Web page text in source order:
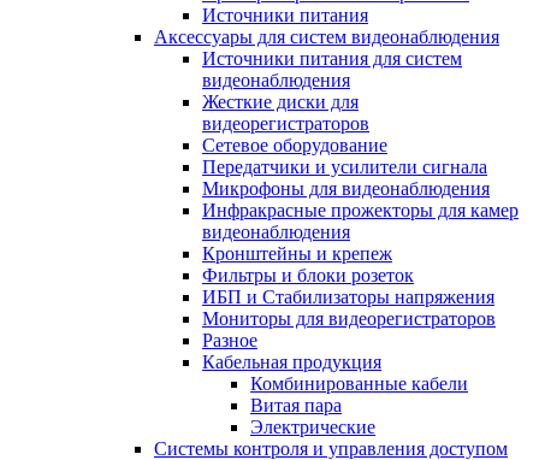
Источники питания
Аксессуары для систем видеонаблюдения
Источники питания для систем
видеонаблюдения
Жесткие диски для
видеорегистраторов
Сетевое оборудование
Передатчики и усилители сигнала
Микрофоны для видеонаблюдения
Инфракрасные прожекторы для камер
видеонаблюдения
Кронштейны и крепеж
Фильтры и блоки розеток
ИБП и Стабилизаторы напряжения
Мониторы для видеорегистраторов
Разное
Кабельная продукция
Комбинированные кабели
Витая пара
Электрические
Системы контроля и управления доступом